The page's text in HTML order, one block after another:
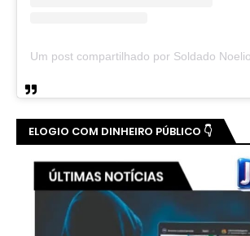
ELOGIO COM DINHEIRO PÚBLICO 👇